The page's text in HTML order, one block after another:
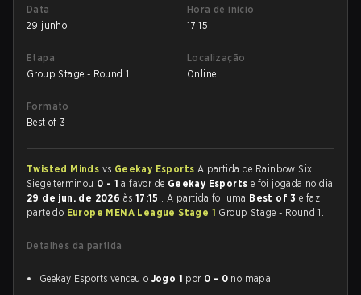
Data
29 junho
Hora de início
17:15
Etapa
Group Stage - Round 1
Localização
Online
Formato
Best of 3
Twisted Minds vs Geekay Esports A partida de Rainbow Six
Siege terminou 0 - 1 a favor de Geekay Esports e foi jogada no dia
29 de jun. de 2026 às 17:15 . A partida foi uma Best of 3e faz
parte do Europe MENA League Stage 1 Group Stage - Round 1.
Detalhes da partida
Geekay Esports venceu o Jogo 1 por 0 - 0 no mapa